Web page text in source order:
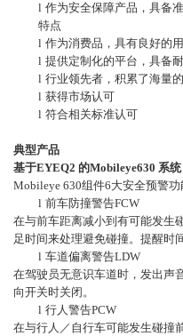
l 作为安全保障产品，具备
特点
l 作为消费品，具有良好的
l 提供定制化的平台，具备
l 行业领先者，积累了海量
l 获得市场认可
l 符合相关标准认可
典型产品
基于EYEQ2 的Mobileye630 系统
Mobileye 630组件6大安全预警功
l 前车防撞警告FCW
在与前车距离减小到有可能发生
足时间来处理避免碰撞。提醒时
l 车道偏离警告LDW
在驾驶员无意识车道时，发出声
向开关时关闭。
l 行人警告PCW
在与行人／自行车可能发生碰撞